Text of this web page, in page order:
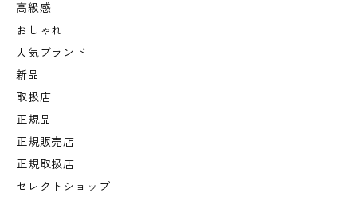
高級感
おしゃれ
人気ブランド
新品
取扱店
正規品
正規販売店
正規取扱店
セレクトショップ